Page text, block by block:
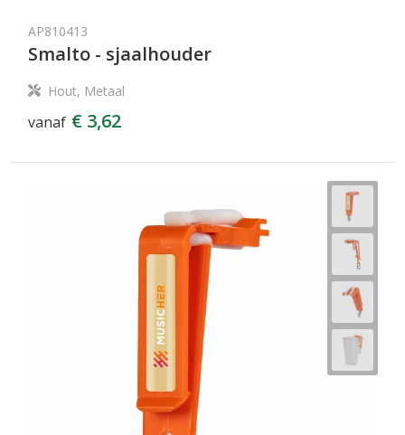
AP810413
Smalto - sjaalhouder
Hout, Metaal
vanaf € 3,62